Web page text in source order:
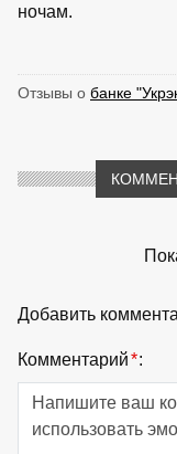
ночам.
Отзывы о банке
Добавить
Комментарий*: